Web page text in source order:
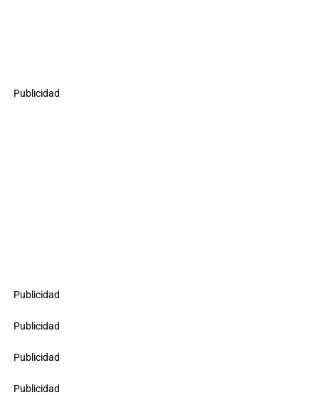
Publicidad
Publicidad
Publicidad
Publicidad
Publicidad